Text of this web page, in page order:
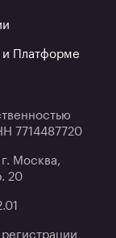
и Платформе
7714487720
Москва,
20